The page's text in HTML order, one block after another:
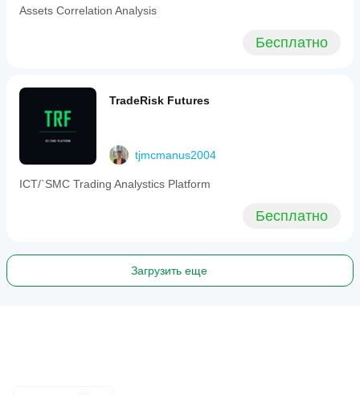
Assets Correlation Analysis
Бесплатно
TradeRisk Futures
tjmcmanus2004
ICT/`SMC Trading Analystics Platform
Бесплатно
Загрузить еще